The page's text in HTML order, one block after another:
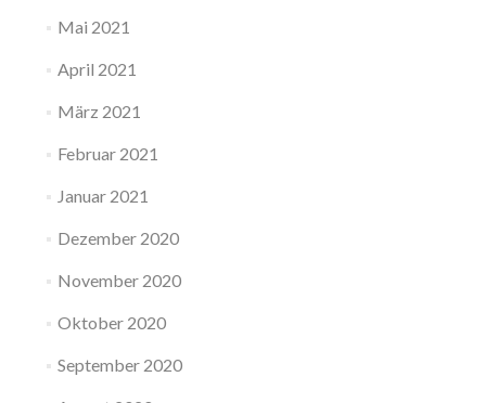
Mai 2021
April 2021
März 2021
Februar 2021
Januar 2021
Dezember 2020
November 2020
Oktober 2020
September 2020